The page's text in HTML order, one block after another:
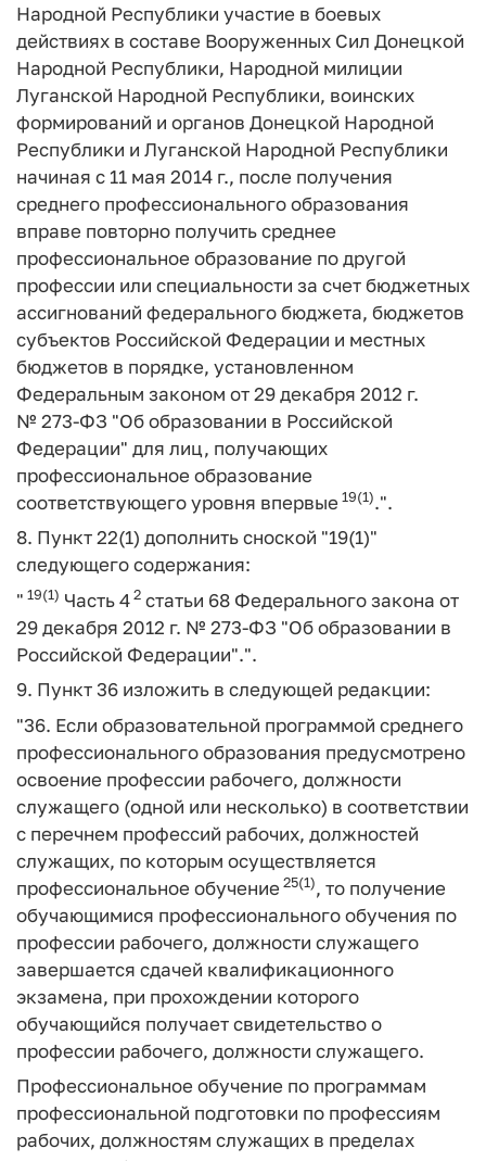
Народной Республики участие в боевых
действиях в составе Вооруженных Сил Донецкой
Народной Республики, Народной милиции
Луганской Народной Республики, воинских
формирований и органов Донецкой Народной
Республики и Луганской Народной Республики
начиная с 11 мая 2014 г., после получения
среднего профессионального образования
вправе повторно получить среднее
профессиональное образование по другой
профессии или специальности за счет бюджетных
ассигнований федерального бюджета, бюджетов
субъектов Российской Федерации и местных
бюджетов в порядке, установленном
Федеральным законом от 29 декабря 2012 г.
№ 273-ФЗ "Об образовании в Российской
Федерации" для лиц, получающих
профессиональное образование
соответствующего уровня впервые 19(1).".
8. Пункт 22(1) дополнить сноской "19(1)"
следующего содержания:
" 19(1) Часть 4 2 статьи 68 Федерального закона от
29 декабря 2012 г. № 273-ФЗ "Об образовании в
Российской Федерации".".
9. Пункт 36 изложить в следующей редакции:
"36. Если образовательной программой среднего
профессионального образования предусмотрено
освоение профессии рабочего, должности
служащего (одной или несколько) в соответствии
с перечнем профессий рабочих, должностей
служащих, по которым осуществляется
профессиональное обучение 25(1), то получение
обучающимися профессионального обучения по
профессии рабочего, должности служащего
завершается сдачей квалификационного
экзамена, при прохождении которого
обучающийся получает свидетельство о
профессии рабочего, должности служащего.
Профессиональное обучение по программам
профессиональной подготовки по профессиям
рабочих, должностям служащих в пределах